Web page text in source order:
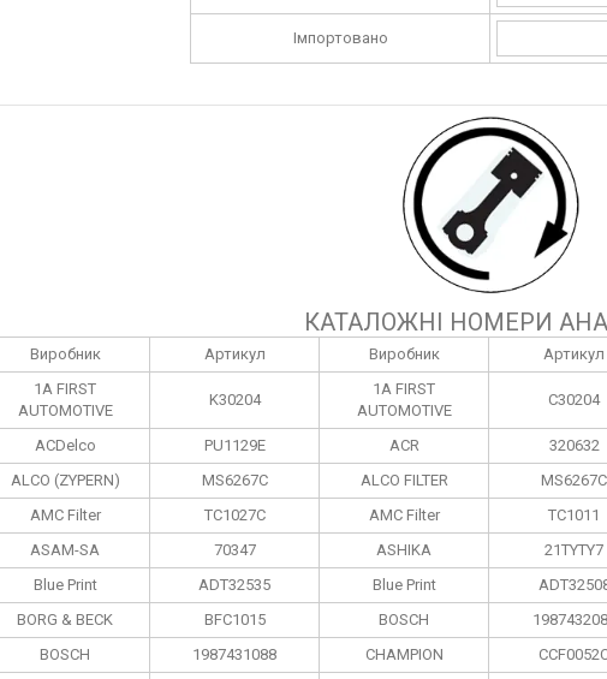
Імпортовано
КАТАЛОЖНІ НОМЕРИ
Виробник Артикул Виробник Артикул
1A FIRST
AUTOMOTIVE
K30204
1A FIRST
AUTOMOTIVE
C30204
ACDelco PU1129E ACR 320632
ALCO (ZYPERN)
MS6267C ALCO FILTER MS6267C
AMC Filter
TC1027C AMC Filter TC1011
ASAM-SA
70347 ASHIKA 21TYTY7
Blue Print
ADT32535 Blue Print
BORG & BECK
BFC1015 BOSCH
BOSCH
1987431088 CHAMPION